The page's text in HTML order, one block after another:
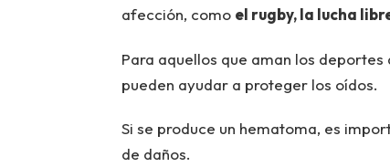
afección, como el rugby, la lucha
Para aquellos que aman los
pueden ayudar a proteger los oídos.
Si se produce un hematoma, es
de daños.